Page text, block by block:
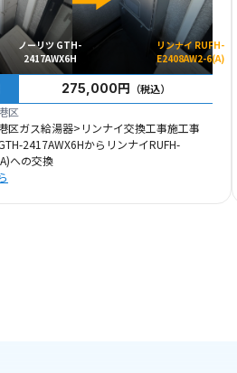
ノーリツ GTH-
2417AWX6H
リンナイ RUFH-
E2408AW2-6(A)
275,000円 （税込）
区
区ガス給湯器>リンナイ交換工事施工事
2417AWX6HからリンナイRUFH-
への交換